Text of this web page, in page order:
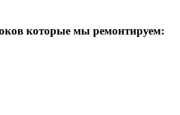
которые мы ремонтируем: